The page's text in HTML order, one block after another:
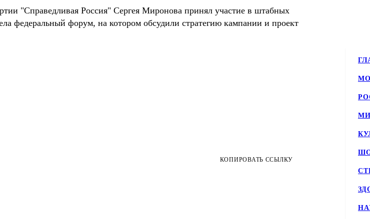
"Справедливая Россия" Сергея Миронова принял участие в штабных
федеральный форум, на котором обсудили стратегию кампании и проект
КОПИРОВАТЬ ССЫЛКУ